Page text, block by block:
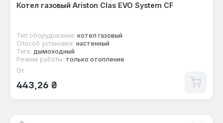
Котел газовый Ariston Clas EVO System CF
Тип оборудования: котел газовый
Способ установки: настенный
Тяга: дымоходный
Режим работы: только отопление
Обычная цена:
От
443,26 ₴